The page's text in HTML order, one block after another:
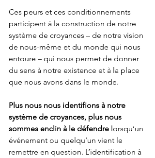
Ces peurs et ces conditionnements
participent à la construction de notre
système de croyances – de notre vision
de nous-même et du monde qui nous
entoure – qui nous permet de donner
du sens à notre existence et à la place
que nous avons dans le monde.
Plus nous nous identifions à notre
système de croyances, plus nous
sommes enclin à le défendre lorsqu’un
événement ou quelqu’un vient le
remettre en question. L’identification à